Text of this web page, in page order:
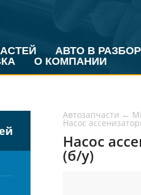
АВТО В РАЗБОР
О КОМПАНИИ
Автозапчасти ←
Насос
Насос
(б/у)